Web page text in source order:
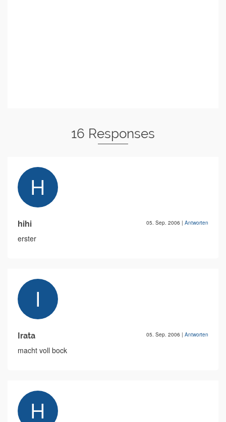
16 Responses
hihi 05. Sep. 2006 | Antworten
erster
Irata 05. Sep. 2006 | Antworten
macht voll bock